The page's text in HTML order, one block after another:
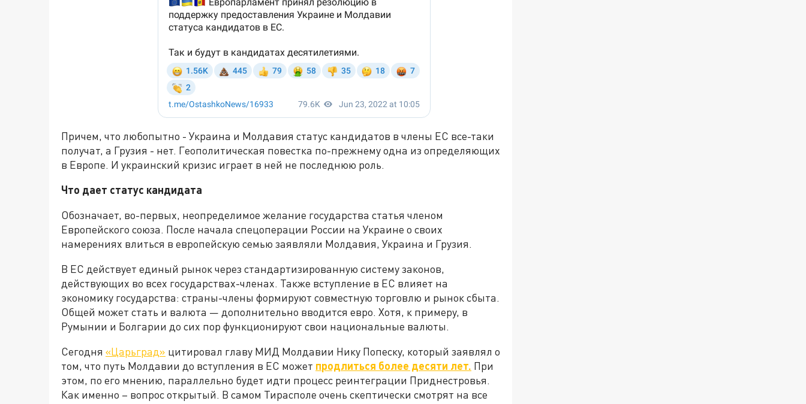
Причем, что любопытно - Украина и Молдавия статус кандидатов в члены ЕС все-таки
получат, а Грузия - нет. Геополитическая повестка по-прежнему одна из определяющих
в Европе. И украинский кризис играет в ней не последнюю роль.
Что дает статус кандидата
Обозначает, во-первых, неопределимое желание государства статья членом
Европейского союза. После начала спецоперации России на Украине о своих
намерениях влиться в европейскую семью заявляли Молдавия, Украина и Грузия.
В ЕС действует единый рынок через стандартизированную систему законов,
действующих во всех государствах-членах. Также вступление в ЕС влияет на
экономику государства: страны-члены формируют совместную торговлю и рынок сбыта.
Общей может стать и валюта — дополнительно вводится евро. Хотя, к примеру, в
Румынии и Болгарии до сих пор функционируют свои национальные валюты.
Сегодня «Царьград» цитировал главу МИД Молдавии Нику Попеску, который заявлял о
том, что путь Молдавии до вступления в ЕС может продлиться более десяти лет. При
этом, по его мнению, параллельно будет идти процесс реинтеграции Приднестровья.
Как именно – вопрос открытый. В самом Тирасполе очень скептически смотрят на все